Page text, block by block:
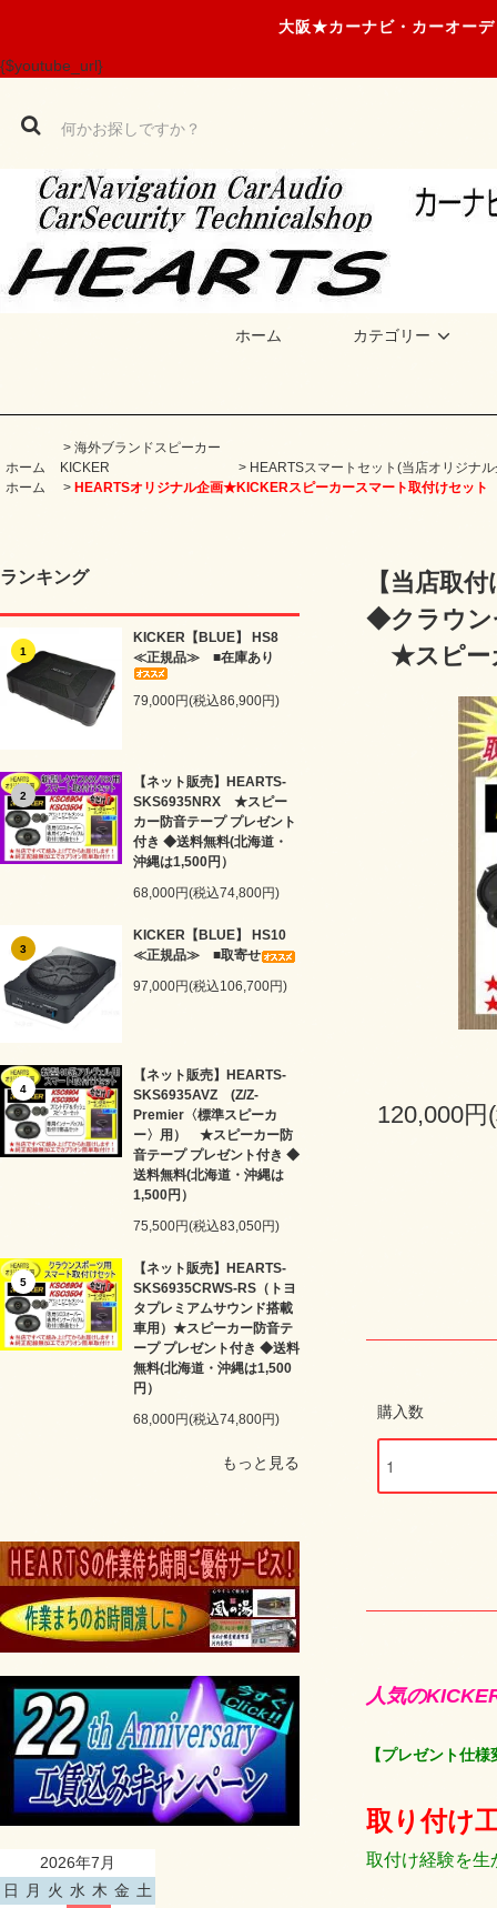
大阪★カーナビ・カーオー
{$youtube_url}
ホーム カテゴリー
ホーム
> 海外ブランドスピーカー
KICKER
> HEARTSスマートセット(当店オリジナ
ホーム
> HEARTSオリジナル企画★KICKERスピーカースマート取付けセット
ランキング
1
KICKER【BLUE】 HS8
≪正規品≫ ■在庫あり
79,000円(税込86,900円)
2
【ネット販売】HEARTS-
SKS6935NRX ★スピー
カー防音テープ プレゼント
付き ◆送料無料(北海道・
沖縄は1,500円）
68,000円(税込74,800円)
3
KICKER【BLUE】 HS10
≪正規品≫ ■取寄せ
97,000円(税込106,700円)
4
【ネット販売】HEARTS-
SKS6935AVZ (Z/Z-
Premier〈標準スピーカ
ー〉用） ★スピーカー防
音テープ プレゼント付き ◆
送料無料(北海道・沖縄は
1,500円）
75,500円(税込83,050円)
5
【ネット販売】HEARTS-
SKS6935CRWS-RS（トヨ
タプレミアムサウンド搭載
車用）★スピーカー防音テ
ープ プレゼント付き ◆送料
無料(北海道・沖縄は1,500
円）
68,000円(税込74,800円)
もっと見る
2026年7月
日
月 火 水 木 金 土
【当店取
◆クラウン
★スピー
120,000円
購入数
人気の
【プレゼント仕
取り付け
取付け経験を